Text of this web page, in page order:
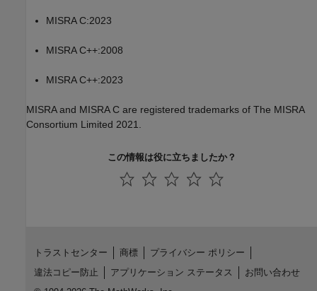
MISRA C:2023
MISRA C++:2008
MISRA C++:2023
MISRA and MISRA C are registered trademarks of The MISRA
Consortium Limited 2021.
この情報は役に立ちましたか？
トラストセンター 商標
プライバシー ポリシー
違法コピー防止
アプリケーション ステータス
お問い合わせ